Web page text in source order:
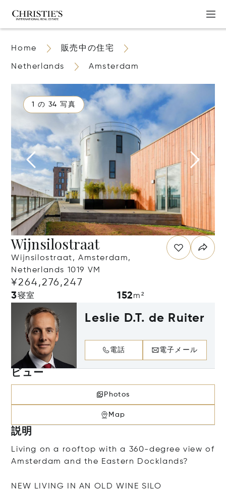
Home 販売中の住宅
Netherlands Amsterdam
1 の 34 写真
Wijnsilostraat
Wijnsilostraat, Amsterdam,
Netherlands 1019 VM
¥264,276,247
3寝室 152m²
Leslie D.T. de Ruiter
電話 電子メール
ビュー
Photos
Map
説明
Living on a rooftop with a 360-degree view of
Amsterdam and the Eastern Docklands?
NEW LIVING IN AN OLD WINE SILO